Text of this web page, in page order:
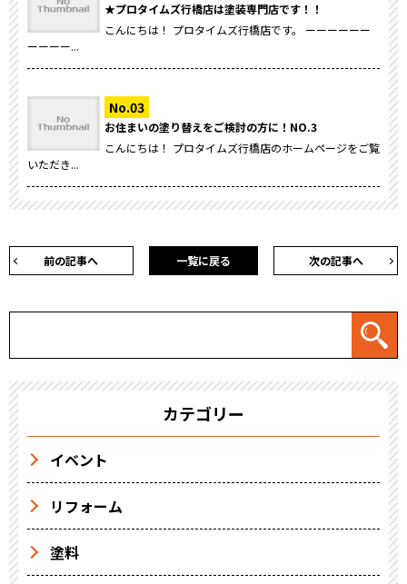
★プロタイムズ行橋店は塗装専門店です！！
こんにちは！ プロタイムズ行橋店です。 ーーーーーー
ーーーー...
お住まいの塗り替えをご検討の方に！NO.3
こんにちは！ プロタイムズ行橋店のホームページをご覧
いただき...
前の記事へ 次の記事へ
一覧に戻る
カテゴリー
イベント
リフォーム
塗料